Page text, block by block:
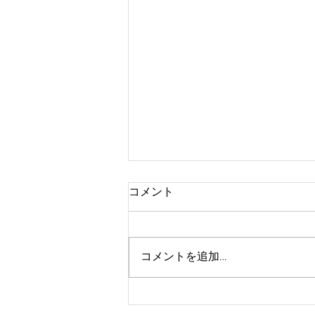
今年も咲く〜！
去年、 花が咲くのが珍しい観葉
今年は流石に咲かないか⁉︎と半ば
諦めていたのですが…。 今日ふと
見たら、なんと花芽が！ 今年も
コメント
コメントを追加…